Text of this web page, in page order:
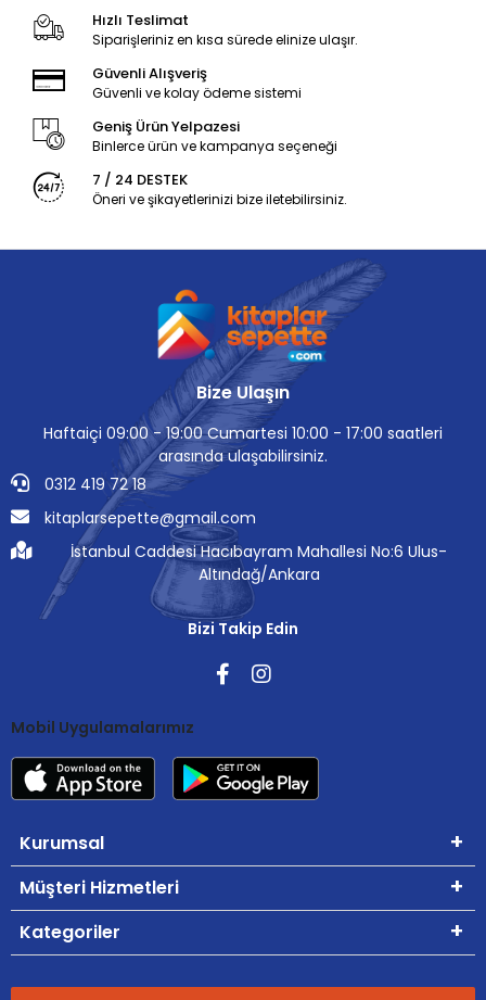
Hızlı Teslimat
Siparişleriniz en kısa sürede elinize ulaşır.
Güvenli Alışveriş
Güvenli ve kolay ödeme sistemi
Geniş Ürün Yelpazesi
Binlerce ürün ve kampanya seçeneği
7 / 24 DESTEK
Öneri ve şikayetlerinizi bize iletebilirsiniz.
Bize Ulaşın
Haftaiçi 09:00 - 19:00 Cumartesi 10:00 - 17:00 saatleri
arasında ulaşabilirsiniz.
0312 419 72 18
kitaplarsepette@gmail.com
İstanbul Caddesi Hacıbayram Mahallesi No:6 Ulus-
Altındağ/Ankara
Bizi Takip Edin
Mobil Uygulamalarımız
Kurumsal
Müşteri Hizmetleri
Kategoriler